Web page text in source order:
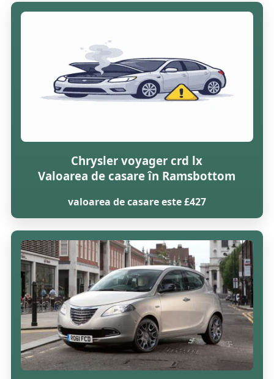
Chrysler voyager crd lx
Valoarea de casare în Ramsbottom
valoarea de casare este £427